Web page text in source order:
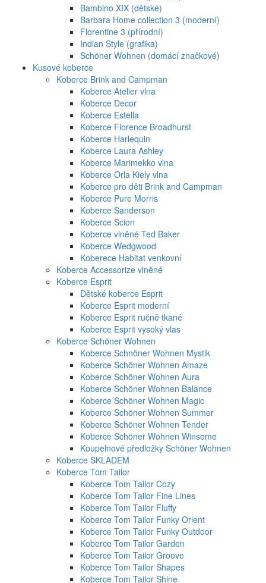
Bambino XIX (dětské)
Barbara Home collection 3 (moderní)
Florentine 3 (přírodní)
Indian Style (grafika)
Schöner Wohnen (domácí značkové)
Kusové koberce
Koberce Brink and Campman
Koberce Atelier vlna
Koberce Decor
Koberce Estella
Koberce Florence Broadhurst
Koberce Harlequin
Koberce Laura Ashley
Koberce Marimekko vlna
Koberce Orla Kiely vlna
Koberce pro děti Brink and Campman
Koberce Pure Morris
Koberce Sanderson
Koberce Scion
Koberce vlněné Ted Baker
Koberce Wedgwood
Koberece Habitat venkovní
Koberce Accessorize vlněné
Koberce Esprit
Dětské koberce Esprit
Koberce Esprit moderní
Koberce Esprit ručně tkané
Koberce Esprit vysoký vlas
Koberce Schöner Wohnen
Koberce Schnöner Wohnen Mystik
Koberce Schöner Wohnen Amaze
Koberce Schöner Wohnen Aura
Koberce Schöner Wohnen Balance
Koberce Schöner Wohnen Magic
Koberce Schöner Wohnen Summer
Koberce Schöner Wohnen Tender
Koberce Schöner Wohnen Winsome
Koupelnové předložky Schöner Wohnen
Koberce SKLADEM
Koberce Tom Tailor
Koberce Tom Tailor Cozy
Koberce Tom Tailor Fine Lines
Koberce Tom Tailor Fluffy
Koberce Tom Tailor Funky Orient
Koberce Tom Tailor Funky Outdoor
Koberce Tom Tailor Garden
Koberce Tom Tailor Groove
Koberce Tom Tailor Shapes
Koberce Tom Tailor Shine